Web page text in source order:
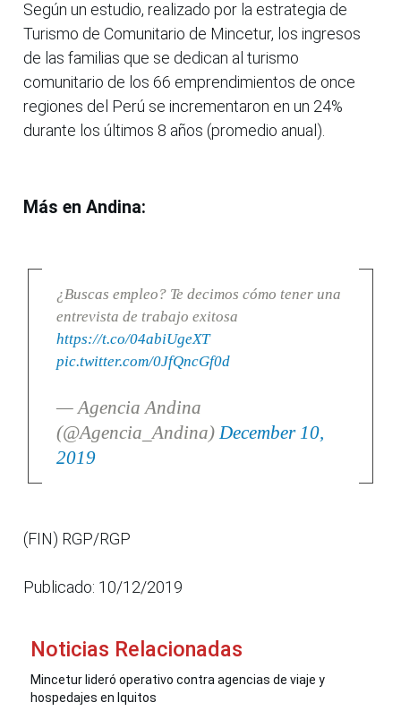
Según un estudio, realizado por la estrategia de
Turismo de Comunitario de Mincetur, los ingresos
de las familias que se dedican al turismo
comunitario de los 66 emprendimientos de once
regiones del Perú se incrementaron en un 24%
durante los últimos 8 años (promedio anual).
Más en Andina:
¿Buscas empleo? Te decimos cómo tener una
entrevista de trabajo exitosa
https://t.co/04abiUgeXT
pic.twitter.com/0JfQncGf0d
— Agencia Andina
(@Agencia_Andina) December 10,
2019
(FIN) RGP/RGP
Publicado: 10/12/2019
Noticias Relacionadas
Mincetur lideró operativo contra agencias de viaje y
hospedajes en Iquitos